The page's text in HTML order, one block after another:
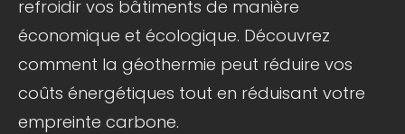
refroidir vos bâtiments de manière
économique et écologique. Découvrez
comment la géothermie peut réduire vos
coûts énergétiques tout en réduisant votre
empreinte carbone.